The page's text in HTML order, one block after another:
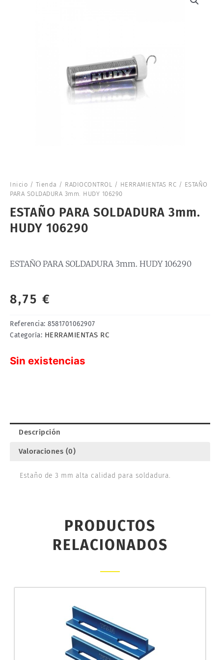
Inicio / Tienda / RADIOCONTROL / HERRAMIENTAS RC / ESTAÑO
PARA SOLDADURA 3mm. HUDY 106290
ESTAÑO PARA SOLDADURA 3mm.
HUDY 106290
ESTAÑO PARA SOLDADURA 3mm. HUDY 106290
8,75 €
Referencia: 8581701062907
Categoría: HERRAMIENTAS RC
Sin existencias
Descripción
Valoraciones (0)
Estaño de 3 mm alta calidad para soldadura.
PRODUCTOS
RELACIONADOS